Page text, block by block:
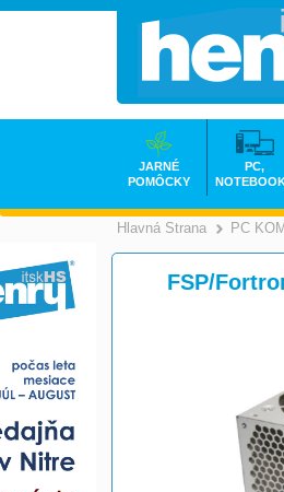
Hlavná Strana PC
FSP/
JARNÉ
POMÔCKY
PC,